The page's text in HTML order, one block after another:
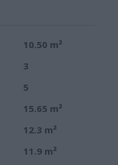
10.50 m²
3
5
15.65 m²
12.3 m²
11.9 m²